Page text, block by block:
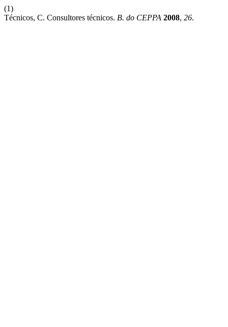
(1)
Técnicos, C. Consultores técnicos. B. do CEPPA 2008, 26.